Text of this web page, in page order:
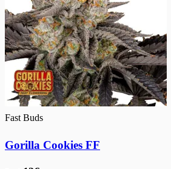
Fast Buds
Gorilla Cookies FF